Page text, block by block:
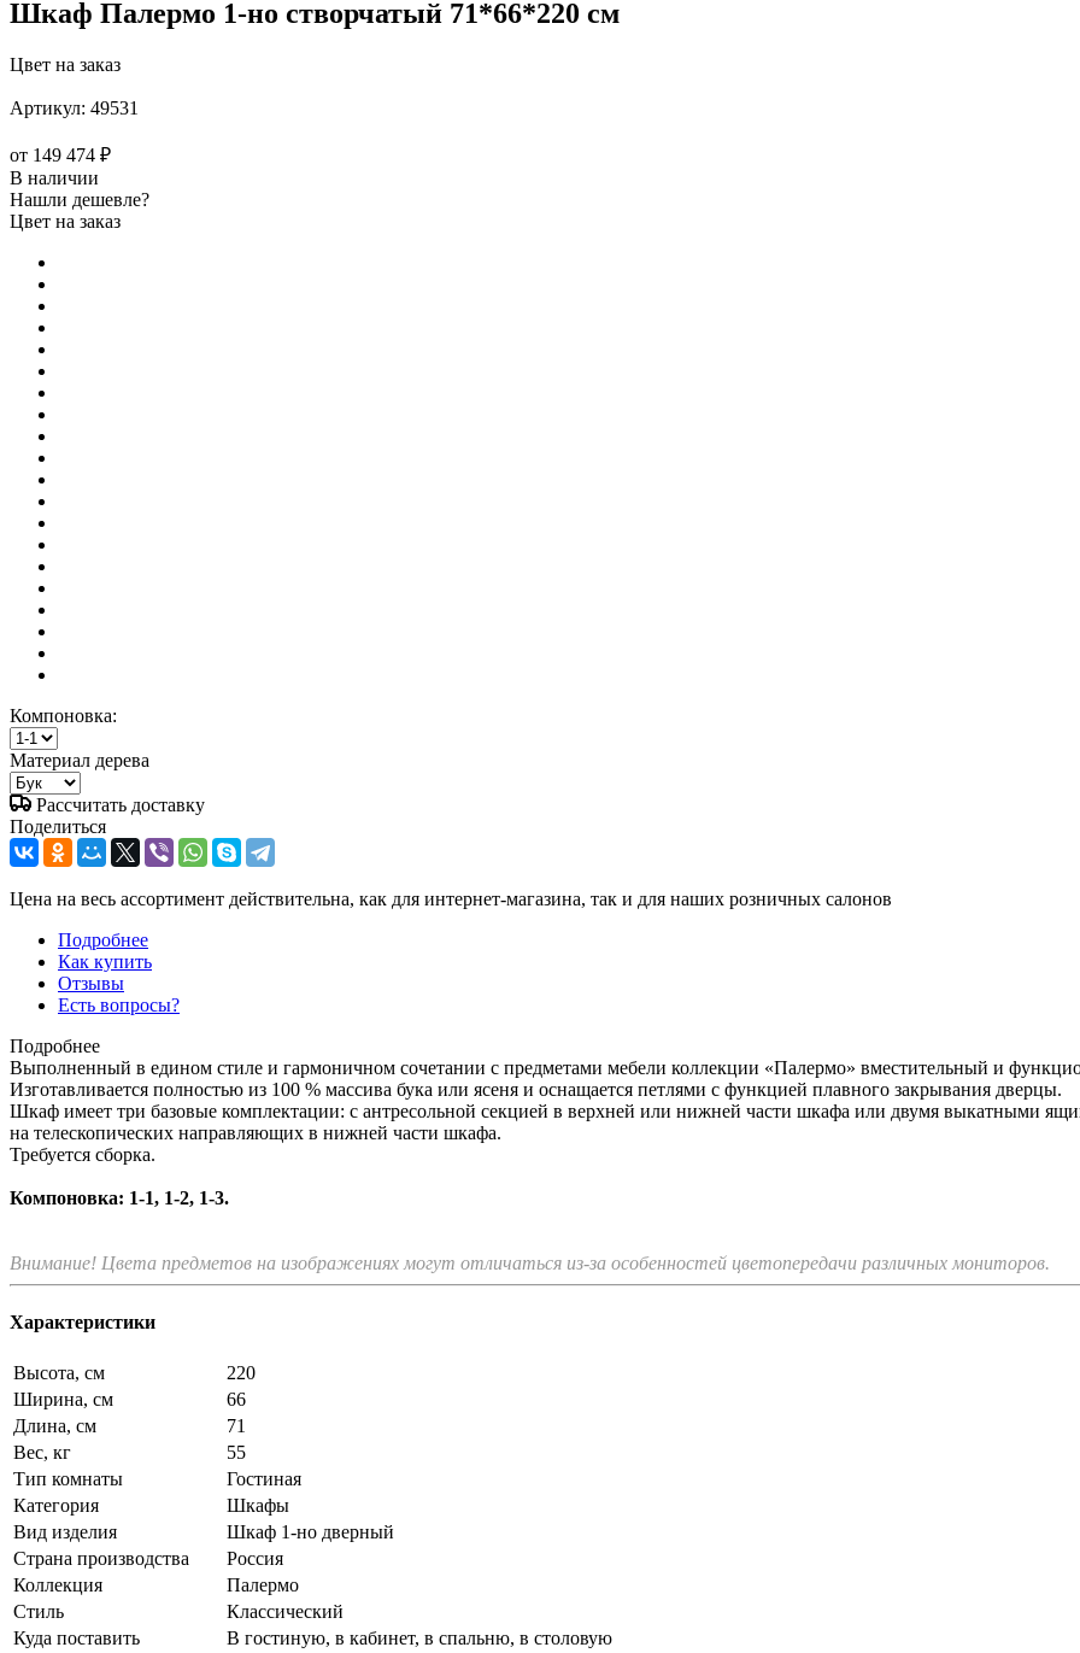
Шкаф Палермо 1-но створчатый 71*66*220 см
Цвет на заказ
Артикул: 49531
от 149 474 ₽
В наличии
Нашли дешевле?
Цвет на заказ
Компоновка:
Материал дерева
Рассчитать доставку
Поделиться
Цена на весь ассортимент действительна, как для интернет-магазина, так и для наших розничных салонов
Подробнее
Как купить
Отзывы
Есть вопросы?
Подробнее
Выполненный в едином стиле и гармоничном сочетании с предметами мебели коллекции «Палермо» вместительный и
Изготавливается полностью из 100 % массива бука или ясеня и оснащается петлями с функцией плавного закрывания дверцы.
Шкаф имеет три базовые комплектации: c антресольной секцией в верхней или нижней части шкафа или двумя выкатными
на телескопических направляющих в нижней части шкафа.
Требуется сборка.
Компоновка: 1-1, 1-2, 1-3.
Внимание! Цвета предметов на изображениях могут отличаться из-за особенностей цветопередачи различных мониторов.
Характеристики
Высота, см
220
Ширина, см
66
Длина, см
71
Вес, кг
55
Тип комнаты
Гостиная
Категория
Шкафы
Вид изделия
Шкаф 1-но дверный
Страна производства
Россия
Коллекция
Палермо
Стиль
Классический
Куда поставить
В гостиную, в кабинет, в спальню, в столовую